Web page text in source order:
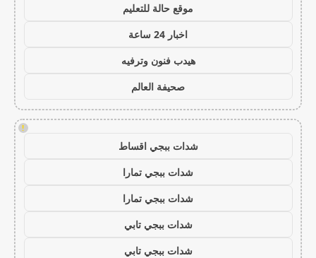
موقع حالة للتعليم
اخبار 24 ساعة
هيدب فنون وترفيه
صحيفة العالم
!
شدات ببجي اقساط
شدات ببجي تمارا
شدات ببجي تمارا
شدات ببجي تابي
شدات ببجي تابي